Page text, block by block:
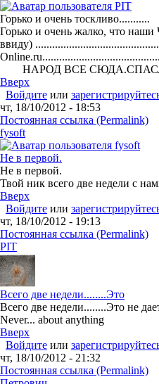
Горько и очень тоскливо...........
Горько и очень жалко, что
ввиду)
НАРОД ВСЕ
Вверх
Войдите или
чт, 18/10/2012 - 18:53
Постоянная ссылка (Permalink)
fysoft
Не в первой.
Не в первой.
Твой ник всего две недели с
Вверх
Войдите или
чт, 18/10/2012 - 19:13
Постоянная ссылка (Permalink)
PIT
Всего две недели........Это
Всего две недели........Это не
Never... about anything
Вверх
Войдите или
чт, 18/10/2012 - 21:32
Постоянная ссылка (Permalink)